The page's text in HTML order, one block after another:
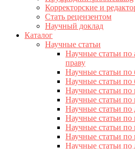
Корректорские и
Стать рецензентом
Научный доклад
Каталог
Научные статьи
Научные статьи
праву
Научные статьи по
Научные статьи по
Научные статьи по
Научные статьи по
Научные статьи по
Научные статьи
Научные статьи по
Научные статьи по
Научные статьи по